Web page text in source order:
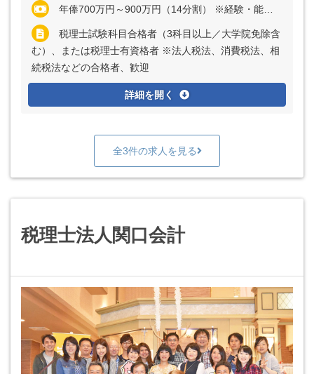
年俸700万円～900万円（14分割） ※経験・能力など考慮の上、決定いたします
税理士試験科目合格者（3科目以上／大学院免除含
む）、または税理士有資格者 ※法人税法、消費税法、相
続税法などの合格者、歓迎
詳細を開く
全3件の求人を見る
税理士法人関口会計